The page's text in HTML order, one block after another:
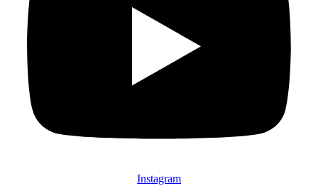
Instagram